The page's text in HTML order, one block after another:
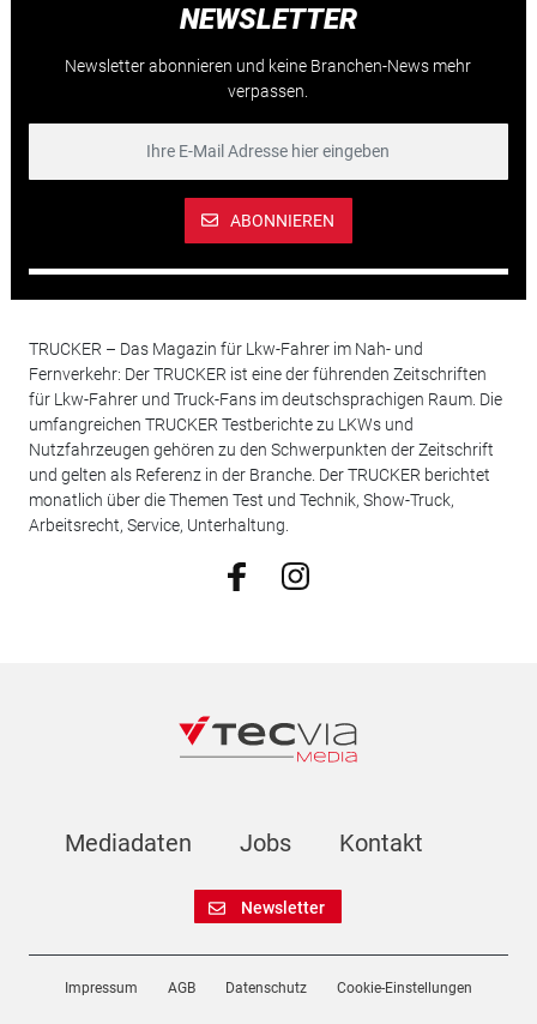
NEWSLETTER
Newsletter abonnieren und keine Branchen-News mehr
verpassen.
ABONNIEREN
TRUCKER – Das Magazin für Lkw-Fahrer im Nah- und
Fernverkehr: Der TRUCKER ist eine der führenden Zeitschriften
für Lkw-Fahrer und Truck-Fans im deutschsprachigen Raum. Die
umfangreichen TRUCKER Testberichte zu LKWs und
Nutzfahrzeugen gehören zu den Schwerpunkten der Zeitschrift
und gelten als Referenz in der Branche. Der TRUCKER berichtet
monatlich über die Themen Test und Technik, Show-Truck,
Arbeitsrecht, Service, Unterhaltung.
Mediadaten Jobs Kontakt
Newsletter
Impressum AGB Datenschutz Cookie-Einstellungen